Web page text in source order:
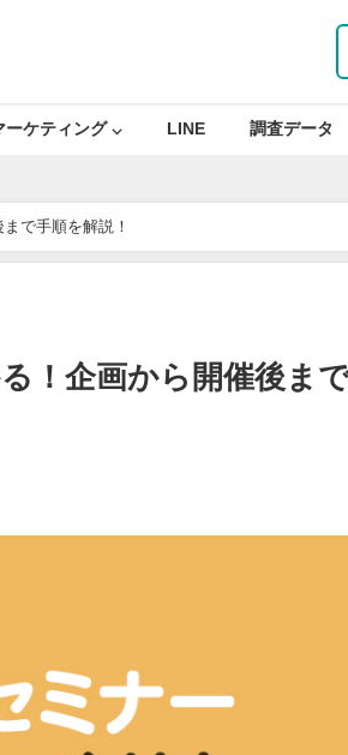
ーケティング ⌵ LINE 調査データ
で手順を解説！
！企画から開催後ま